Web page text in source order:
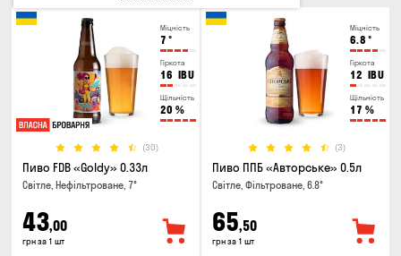
Міцність
7 °
Гіркота
16 IBU
Щільність
20 %
(30)
Пиво FDB «Goldy» 0.33л
Світле, Нефільтроване, 7°
43,00
грн за 1 шт
Міцність
6.8 °
Гіркота
12 IBU
Щільність
17 %
(3)
Пиво ППБ «Авторське» 0.5л
Світле, Фільтроване, 6.8°
65,50
грн за 1 шт